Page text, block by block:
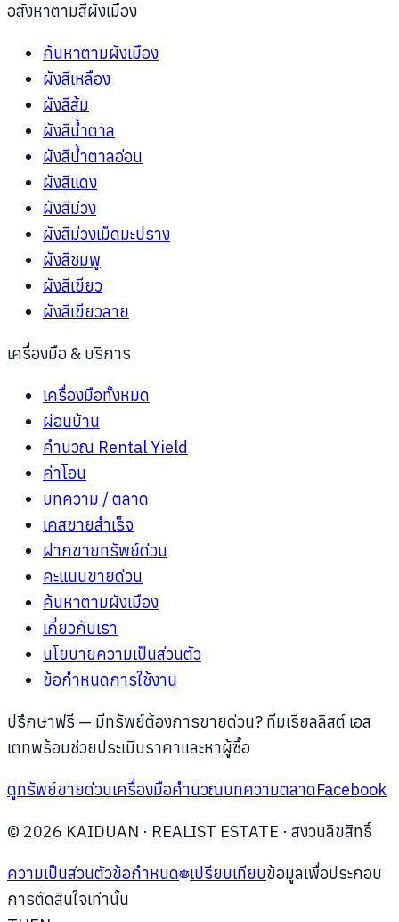
อสังหาตามสีผังเมือง
ค้นหาตามผังเมือง
ผังสีเหลือง
ผังสีส้ม
ผังสีน้ำตาล
ผังสีน้ำตาลอ่อน
ผังสีแดง
ผังสีม่วง
ผังสีม่วงเม็ดมะปราง
ผังสีชมพู
ผังสีเขียว
ผังสีเขียวลาย
เครื่องมือ & บริการ
เครื่องมือทั้งหมด
ผ่อนบ้าน
คำนวณ Rental Yield
ค่าโอน
บทความ / ตลาด
เคสขายสำเร็จ
ฝากขายทรัพย์ด่วน
คะแนนขายด่วน
ค้นหาตามผังเมือง
เกี่ยวกับเรา
นโยบายความเป็นส่วนตัว
ข้อกำหนดการใช้งาน
ปรึกษาฟรี — มีทรัพย์ต้องการขายด่วน? ทีมเรียลลิสต์ เอส
เตทพร้อมช่วยประเมินราคาและหาผู้ซื้อ
ดูทรัพย์ขายด่วนเครื่องมือคำนวณบทความตลาดFacebook
© 2026 KAIDUAN · REALIST ESTATE · สงวนลิขสิทธิ์
ความเป็นส่วนตัวข้อกำหนด เปรียบเทียบข้อมูลเพื่อประกอบ
การตัดสินใจเท่านั้น